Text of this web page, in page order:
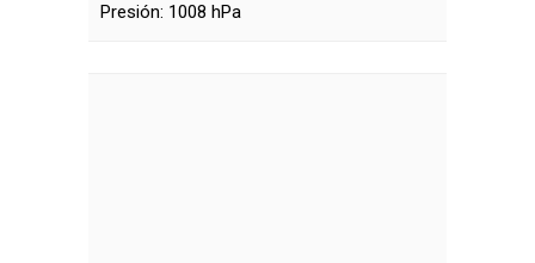
Presión: 1008 hPa